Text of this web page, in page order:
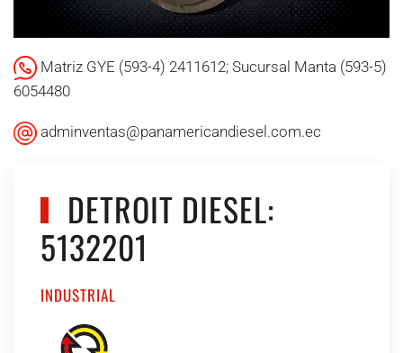
Matriz GYE (593-4) 2411612; Sucursal Manta (593-5)
6054480
adminventas@panamericandiesel.com.ec
DETROIT DIESEL:
5132201
INDUSTRIAL